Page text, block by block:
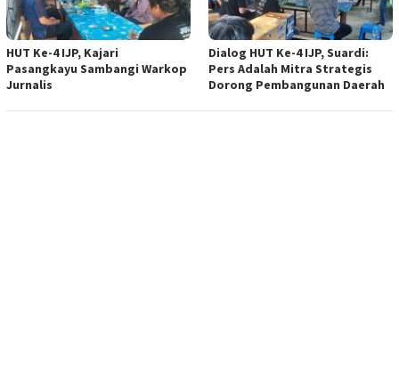
HUT Ke-4 IJP, Kajari
Pasangkayu Sambangi Warkop
Jurnalis
Dialog HUT Ke-4 IJP, Suardi:
Pers Adalah Mitra Strategis
Dorong Pembangunan Daerah